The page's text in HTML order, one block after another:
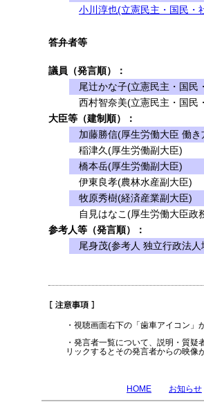
小川淳也(立憲民主・国民・
答弁者等
議員（発言順）：
尾辻かな子(立憲民主・国民
西村智奈美(立憲民主・国民
大臣等（建制順）：
加藤勝信(厚生労働大臣 働き
稲津久(厚生労働副大臣)
橋本岳(厚生労働副大臣)
伊東良孝(農林水産副大臣)
牧原秀樹(経済産業副大臣)
自見はなこ(厚生労働大臣政
参考人等（発言順）：
尾身茂(参考人 独立行政法人
・視聴画面右下の「歯車アイコン
・発言者一覧について、説明・質
リックするとその発言者からの映像
HOME お知らせ